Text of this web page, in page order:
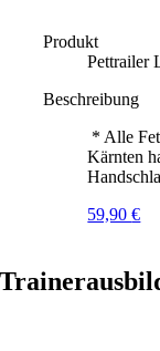
Produkt
Pettrailer
Beschreibung
* Alle
Kärnten
59,90€